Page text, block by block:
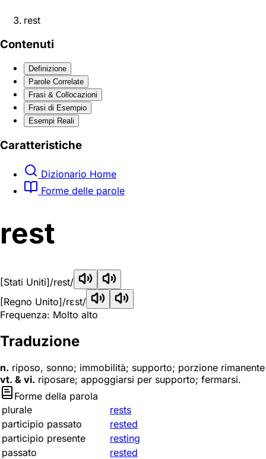
rest
Contenuti
Definizione
Parole Correlate
Frasi & Collocazioni
Frasi di Esempio
Esempi Reali
Caratteristiche
Dizionario Home
Forme delle parole
rest
[Stati Uniti]/rest/
[Regno Unito]/rɛst/
Frequenza: Molto alto
Traduzione
n. riposo, sonno; immobilità; supporto; porzione rimanente
vt. & vi. riposare; appoggiarsi per supporto; fermarsi.
Forme della parola
plurale
rests
participio passato
rested
participio presente
resting
passato
rested